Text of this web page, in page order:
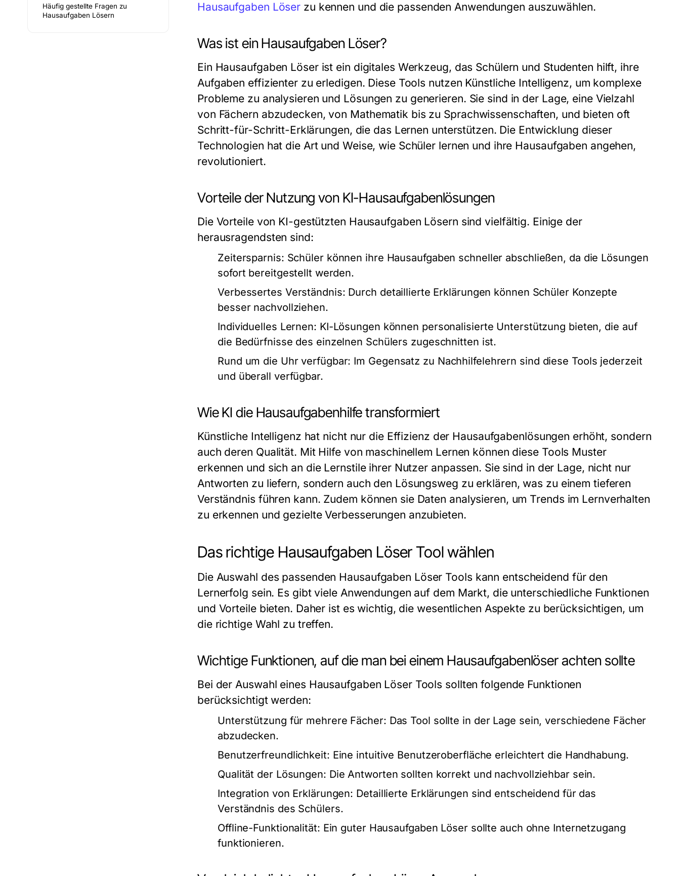
Häufig gestellte Fragen zu
Hausaufgaben Lösern
Hausaufgaben Löser zu kennen und die passenden Anwendungen auszuwählen.
Was ist ein Hausaufgaben Löser?
Ein Hausaufgaben Löser ist ein digitales Werkzeug, das Schülern und Studenten hilft, ihre
Aufgaben effizienter zu erledigen. Diese Tools nutzen Künstliche Intelligenz, um komplexe
Probleme zu analysieren und Lösungen zu generieren. Sie sind in der Lage, eine Vielzahl
von Fächern abzudecken, von Mathematik bis zu Sprachwissenschaften, und bieten oft
Schritt-für-Schritt-Erklärungen, die das Lernen unterstützen. Die Entwicklung dieser
Technologien hat die Art und Weise, wie Schüler lernen und ihre Hausaufgaben angehen,
revolutioniert.
Vorteile der Nutzung von KI-Hausaufgabenlösungen
Die Vorteile von KI-gestützten Hausaufgaben Lösern sind vielfältig. Einige der
herausragendsten sind:
Zeitersparnis: Schüler können ihre Hausaufgaben schneller abschließen, da die Lösungen
sofort bereitgestellt werden.
Verbessertes Verständnis: Durch detaillierte Erklärungen können Schüler Konzepte
besser nachvollziehen.
Individuelles Lernen: KI-Lösungen können personalisierte Unterstützung bieten, die auf
die Bedürfnisse des einzelnen Schülers zugeschnitten ist.
Rund um die Uhr verfügbar: Im Gegensatz zu Nachhilfelehrern sind diese Tools jederzeit
und überall verfügbar.
Wie KI die Hausaufgabenhilfe transformiert
Künstliche Intelligenz hat nicht nur die Effizienz der Hausaufgabenlösungen erhöht, sondern
auch deren Qualität. Mit Hilfe von maschinellem Lernen können diese Tools Muster
erkennen und sich an die Lernstile ihrer Nutzer anpassen. Sie sind in der Lage, nicht nur
Antworten zu liefern, sondern auch den Lösungsweg zu erklären, was zu einem tieferen
Verständnis führen kann. Zudem können sie Daten analysieren, um Trends im Lernverhalten
zu erkennen und gezielte Verbesserungen anzubieten.
Das richtige Hausaufgaben Löser Tool wählen
Die Auswahl des passenden Hausaufgaben Löser Tools kann entscheidend für den
Lernerfolg sein. Es gibt viele Anwendungen auf dem Markt, die unterschiedliche Funktionen
und Vorteile bieten. Daher ist es wichtig, die wesentlichen Aspekte zu berücksichtigen, um
die richtige Wahl zu treffen.
Wichtige Funktionen, auf die man bei einem Hausaufgabenlöser achten sollte
Bei der Auswahl eines Hausaufgaben Löser Tools sollten folgende Funktionen
berücksichtigt werden:
Unterstützung für mehrere Fächer: Das Tool sollte in der Lage sein, verschiedene Fächer
abzudecken.
Benutzerfreundlichkeit: Eine intuitive Benutzeroberfläche erleichtert die Handhabung.
Qualität der Lösungen: Die Antworten sollten korrekt und nachvollziehbar sein.
Integration von Erklärungen: Detaillierte Erklärungen sind entscheidend für das
Verständnis des Schülers.
Offline-Funktionalität: Ein guter Hausaufgaben Löser sollte auch ohne Internetzugang
funktionieren.